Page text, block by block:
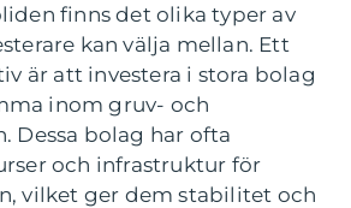
finns det olika typer av
kan välja mellan. Ett
är att investera i stora bolag
inom gruv- och
Dessa bolag har ofta
och infrastruktur för
vilket ger dem stabilitet och